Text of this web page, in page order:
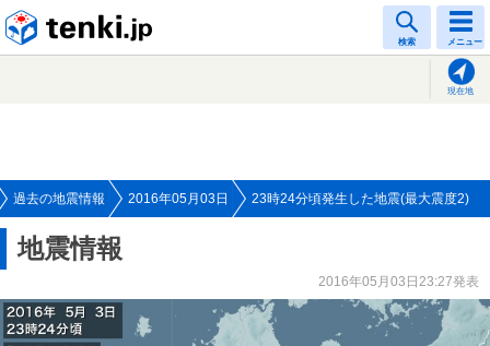
検索 メニュー
現在地
過去の地震情報 2016年05月03日 23時24分頃発生した地震(最大震度2)
地震情報
2016年05月03日23:27発表